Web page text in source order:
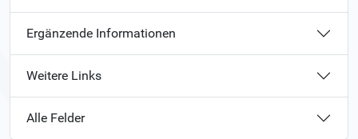
Ergänzende Informationen
Weitere Links
Alle Felder